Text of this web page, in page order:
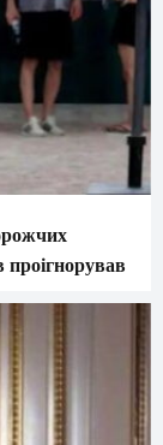
проігнорував